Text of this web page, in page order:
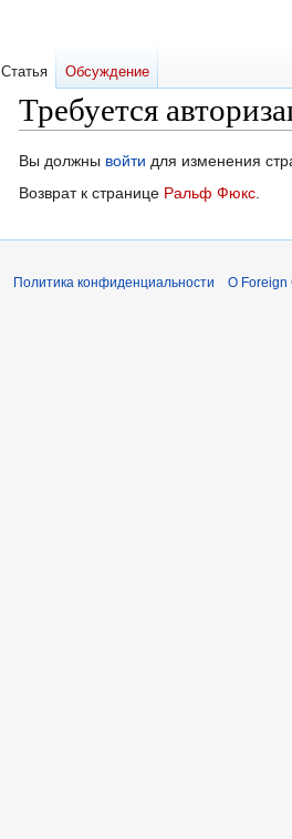
Требуется
Перейти
к
Перейти
к
Вы должны войти для изменения
Возврат к странице Ральф Фюкс.
Статья Обсуждение
Политика конфиденциальности О Foreign